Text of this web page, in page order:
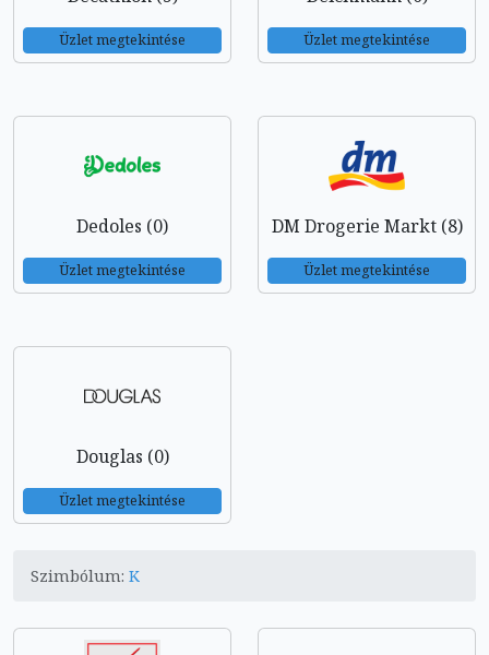
Üzlet megtekintése Üzlet megtekintése
Dedoles (0)
Üzlet megtekintése
DM Drogerie Markt (8)
Üzlet megtekintése
Douglas (0)
Üzlet megtekintése
Szimbólum: K